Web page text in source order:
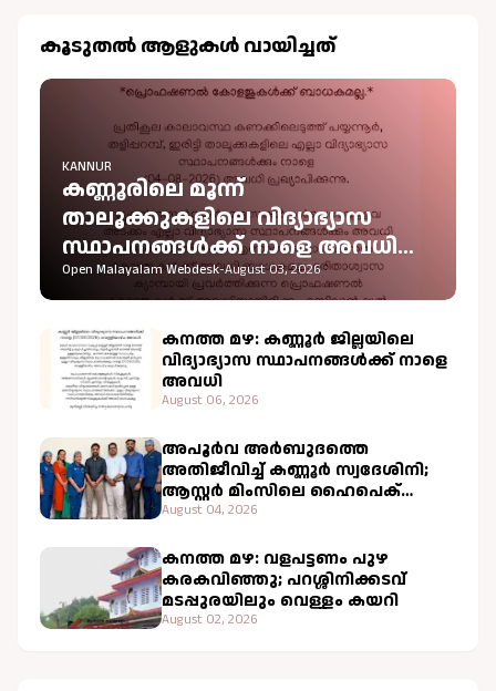
കൂടുതല്‍ ആളുകള്‍ വായിച്ചത്
KANNUR
കണ്ണൂരിലെ മൂന്ന്
താലൂക്കുകളിലെ വിദ്യാഭ്യാസ
സ്ഥാപനങ്ങൾക്ക് നാളെ അവധി
പ്രഖ്യാപിച്ചു
Open Malayalam Webdesk-August 03, 2026
കനത്ത മഴ: കണ്ണൂർ ജില്ലയിലെ
വിദ്യാഭ്യാസ സ്ഥാപനങ്ങൾക്ക് നാളെ
അവധി
August 06, 2026
അപൂർവ അർബുദത്തെ
അതിജീവിച്ച് കണ്ണൂർ സ്വദേശിനി;
ആസ്റ്റർ മിംസിലെ ഹൈപെക്
ചികിത്സ വിജയകരം
August 04, 2026
കനത്ത മഴ: വളപട്ടണം പുഴ
കരകവിഞ്ഞു; പറശ്ശിനിക്കടവ്
മടപ്പുരയിലും വെള്ളം കയറി
August 02, 2026